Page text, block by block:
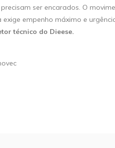
ser encarados. O
empenho máximo e
técnico do Dieese.